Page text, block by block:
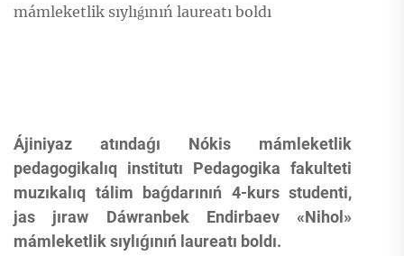
mámleketlik sıylıǵınıń laureatı boldı
Ájiniyaz atındaǵı Nókis mámleketlik
pedagogikalıq institutı Pedagogika fakulteti
muzıkalıq tálim baǵdarınıń 4-kurs studenti,
jas jıraw Dáwranbek Endirbaev «Nihol»
mámleketlik sıylıǵınıń laureatı boldı.